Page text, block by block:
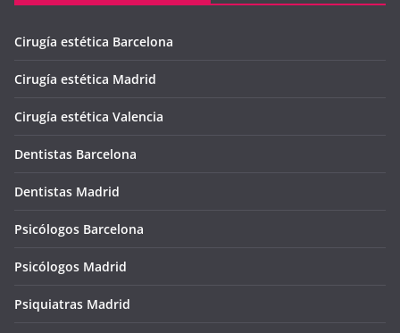
Cirugía estética Barcelona
Cirugía estética Madrid
Cirugía estética Valencia
Dentistas Barcelona
Dentistas Madrid
Psicólogos Barcelona
Psicólogos Madrid
Psiquiatras Madrid